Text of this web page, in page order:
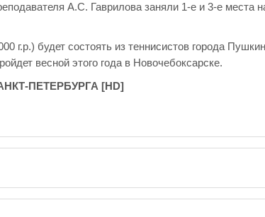
А.С. Гаврилова заняли 1-е и 3-е места
г.р.) будет состоять из теннисистов города
весной этого года в Новочебоксарске.
ПЕТЕРБУРГА [HD]